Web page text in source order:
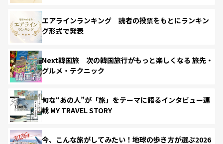
エアラインランキング 読者の投票をもとにランキン
グ形式で発表
Next韓国旅 次の韓国旅行がもっと楽しくなる 旅先・
グルメ・テクニック
旬な“あの人”が「旅」をテーマに語るインタビュー連
載 MY TRAVEL STORY
今、こんな旅がしてみたい！地球の歩き方が選ぶ2026